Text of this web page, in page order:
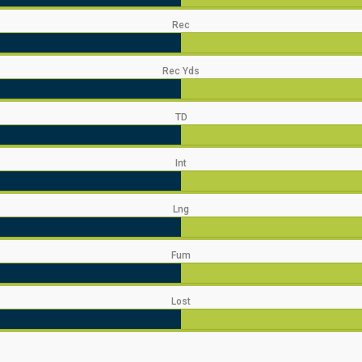
Rec
Rec Yds
TD
Int
Lng
Fum
Lost